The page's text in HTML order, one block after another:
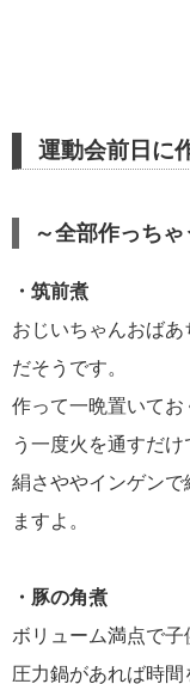
運動会前日に
～全部作っちゃ
・筑前煮
おじいちゃんおば
だそうです。
作って一晩置いて
う一度火を通すだけ
絹さややインゲンで
ますよ。
・豚の角煮
ボリューム満点で子
圧力鍋があれば時